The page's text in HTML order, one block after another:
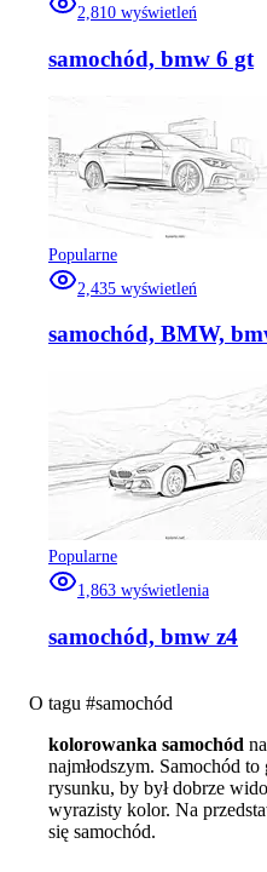
2,810 wyświetleń
samochód, bmw 6 gt
Popularne
2,435 wyświetleń
samochód, BMW,
Popularne
1,863 wyświetlenia
samochód, bmw z4
O tagu #samochód
kolorowanka samochód
najmłodszym. Samochód
rysunku, by był dobrze
wyrazisty kolor. Na
się samochód.